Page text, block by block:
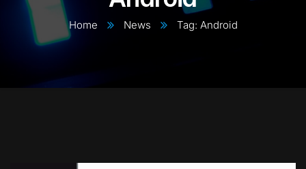
Home News Tag: Android